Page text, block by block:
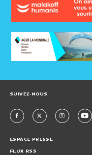
SUIVEZ-NOUS
ESPACE PRESSE
FLUX RSS